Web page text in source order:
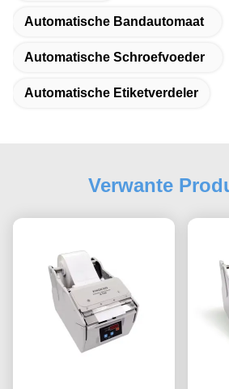
Automatische Bandautomaat
Automatische Schroefvoeder
Automatische Etiketverdeler
Verwante